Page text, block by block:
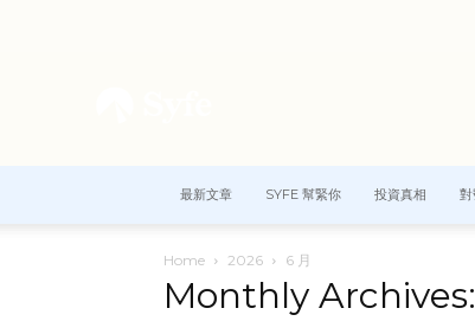
最新文章 SYFE 幫緊你 投資真相 對
Home 2026 6 月
Monthly